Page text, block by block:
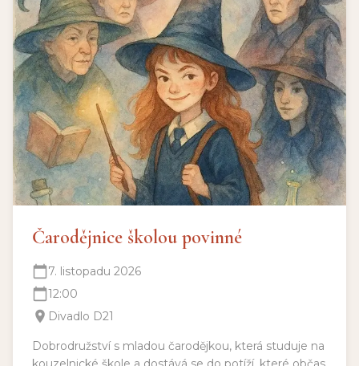
Čarodějnice školou povinné
7. listopadu 2026
12:00
Divadlo D21
Dobrodružství s mladou čarodějkou, která studuje na